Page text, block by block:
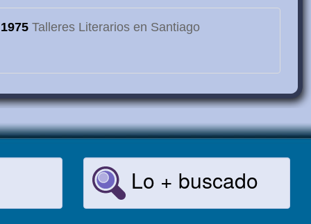
1975Talleres Literarios en Santiago
Lo + buscado